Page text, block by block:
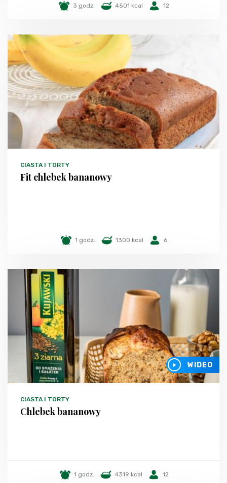
3 godz. 4501 kcal 12
CIASTA I TORTY
Fit chlebek bananowy
1 godz. 1300 kcal 6
WIDEO
CIASTA I TORTY
Chlebek bananowy
1 godz. 4319 kcal 12